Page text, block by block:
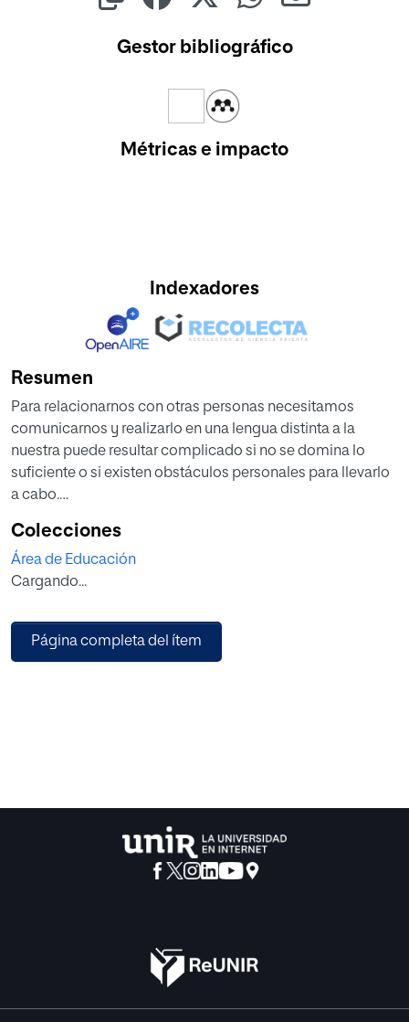
Gestor bibliográfico
Métricas e impacto
Indexadores
Resumen
Para relacionarnos con otras personas necesitamos
comunicarnos y realizarlo en una lengua distinta a la
nuestra puede resultar complicado si no se domina lo
suficiente o si existen obstáculos personales para llevarlo
a cabo.
propuesta de intervención didáctica para mejorar el
rendimiento de los alumnos de 6º de Primaria en el ámbito
de la comunicación oral en inglés. Lo desarrollaremos
grupos de forma que podamos realizar un trabajo
cooperativo que les permita sentirse seguros y motivados
Colecciones
Área de Educación
Cargando...
Página completa del ítem